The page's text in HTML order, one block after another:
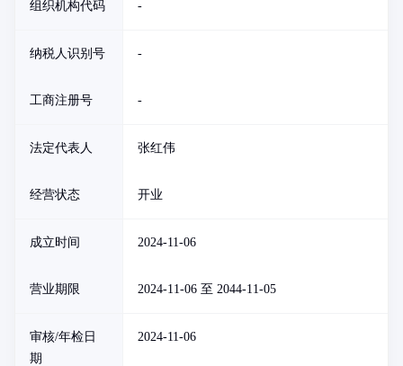
组织机构代码 -
纳税人识别号 -
工商注册号 -
法定代表人 张红伟
经营状态 开业
成立时间 2024-11-06
营业期限 2024-11-06 至 2044-11-05
审核/年检日
期
2024-11-06